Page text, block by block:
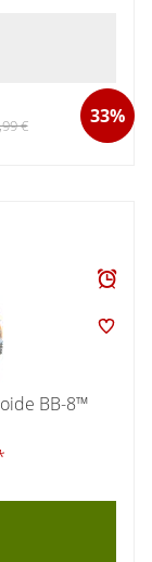
33%
€
BB-8™